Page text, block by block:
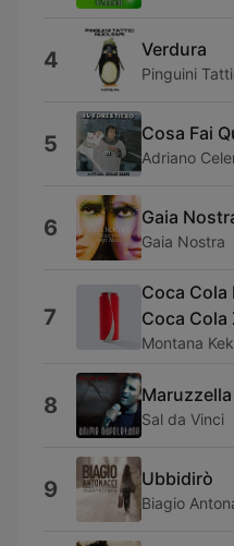
4 Verdura
Pinguini
5 Cosa Fai
Adriano
6 Gaia
Gaia Nostra
7
Coca Cola
Coca Cola
Montana Kek
8 Maruzzella
Sal da Vinci
9 Ubbidirò
Biagio